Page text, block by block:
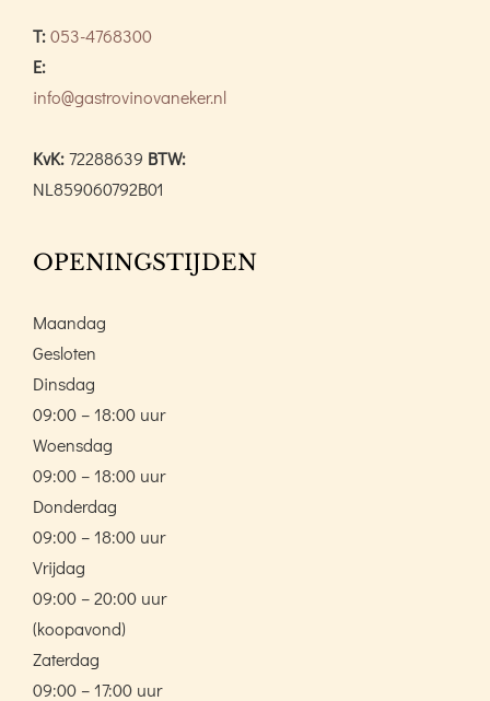
T:053-4768300
E:
info@gastrovinovaneker.nl
KvK:72288639 BTW:
NL859060792B01
OPENINGSTIJDEN
Maandag
Gesloten
Dinsdag
09:00 – 18:00 uur
Woensdag
09:00 – 18:00 uur
Donderdag
09:00 – 18:00 uur
Vrijdag
09:00 – 20:00 uur
(koopavond)
Zaterdag
09:00 – 17:00 uur